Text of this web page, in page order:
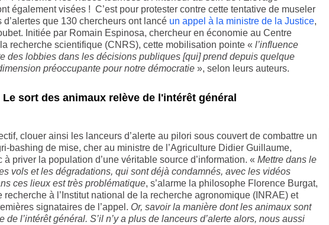
également visées ! C’est pour protester contre cette tentative de museler
d’alertes que 130 chercheurs ont lancé un appel à la ministre de la Justice,
Initiée par Romain Espinosa, chercheur en économie au Centre
recherche scientifique (CNRS), cette mobilisation pointe « l’influence
des lobbies dans les décisions publiques [qui] prend depuis quelque
préoccupante pour notre démocratie », selon leurs auteurs.
Le sort des animaux relève de l'intérêt général
clouer ainsi les lanceurs d’alerte au pilori sous couvert de combattre un
bashing de mise, cher au ministre de l’Agriculture Didier Guillaume,
à priver la population d’une véritable source d’information. « Mettre dans le
vols et les dégradations, qui sont déjà condamnés, avec les vidéos
ces lieux est très problématique, s’alarme la philosophe Florence Burgat,
recherche à l’Institut national de la recherche agronomique (INRAE) et
signataires de l’appel. Or, savoir la manière dont les animaux sont
de l’intérêt général. S’il n’y a plus de lanceurs d’alerte alors, nous aussi